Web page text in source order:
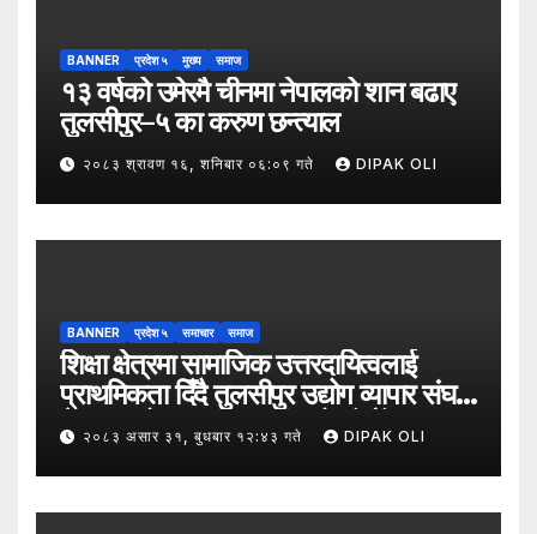
BANNER प्रदेश ५ मुख्य समाज
१३ वर्षको उमेरमै चीनमा नेपालको शान बढाए
तुलसीपुर–५ का करुण छन्त्याल
२०८३ श्रावण १६, शनिबार ०६:०९ गते DIPAK OLI
BANNER प्रदेश ५ समाचार समाज
शिक्षा क्षेत्रमा सामाजिक उत्तरदायित्वलाई
प्राथमिकता दिँदै तुलसीपुर उद्योग व्यापार संघले
नेपाल उद्योग व्यापार महासंघको पाँचौँ स्थापना
दिवसको अवसर पारेर तुलसीपुर
उपमहानगरपालिका–५, गैरापातु स्थित श्री
जनश्रमिक आ बि विद्यालयका विद्यार्थीहरूलाई
२०८३ असार ३१, बुधबार १२:४३ गते DIPAK OLI